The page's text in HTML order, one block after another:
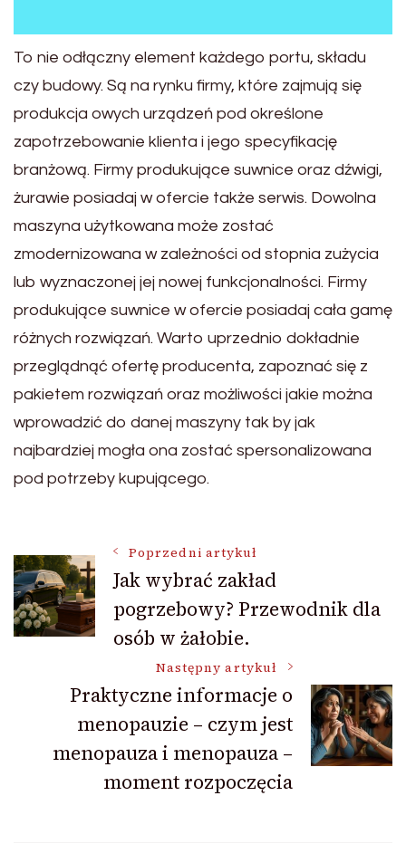
To nie odłączny element każdego portu, składu
czy budowy. Są na rynku firmy, które zajmują się
produkcja owych urządzeń pod określone
zapotrzebowanie klienta i jego specyfikację
branżową. Firmy produkujące suwnice oraz dźwigi,
żurawie posiadaj w ofercie także serwis. Dowolna
maszyna użytkowana może zostać
zmodernizowana w zależności od stopnia zużycia
lub wyznaczonej jej nowej funkcjonalności. Firmy
produkujące suwnice w ofercie posiadaj cała gamę
różnych rozwiązań. Warto uprzednio dokładnie
przeglądnąć ofertę producenta, zapoznać się z
pakietem rozwiązań oraz możliwości jakie można
wprowadzić do danej maszyny tak by jak
najbardziej mogła ona zostać spersonalizowana
pod potrzeby kupującego.
Nawigacja
wpisu
Poprzedni artykuł
Jak wybrać zakład
pogrzebowy? Przewodnik dla
osób w żałobie.
Następny artykuł
Praktyczne informacje o
menopauzie – czym jest
menopauza i menopauza –
moment rozpoczęcia